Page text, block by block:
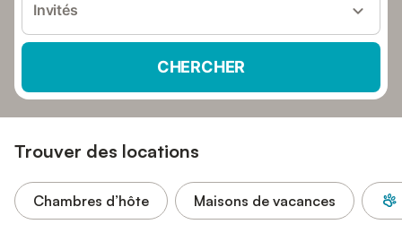
Invités
CHERCHER
Trouver des locations
Chambres d’hôte Maisons de vacances